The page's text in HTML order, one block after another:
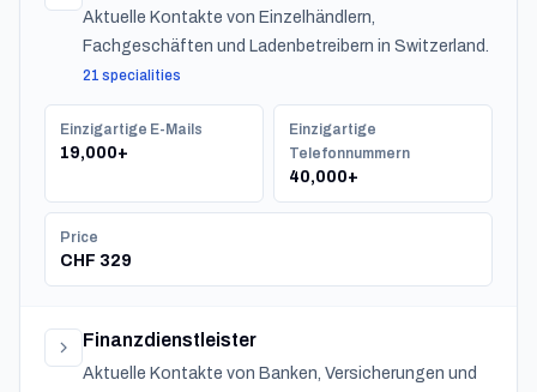
Aktuelle Kontakte von Einzelhändlern,
Fachgeschäften und Ladenbetreibern in Switzerland.
21 specialities
Einzigartige E-Mails
19,000+
Einzigartige
Telefonnummern
40,000+
Price
CHF 329
Finanzdienstleister
Aktuelle Kontakte von Banken, Versicherungen und